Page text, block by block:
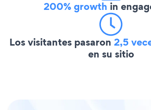
200% growth in
Los visitantes pasaron 2,5
en su sitio